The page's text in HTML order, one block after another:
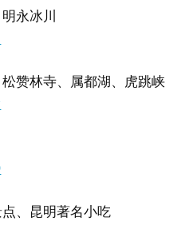
永冰川
赞林寺、属都湖、虎跳峡
、昆明著名小吃